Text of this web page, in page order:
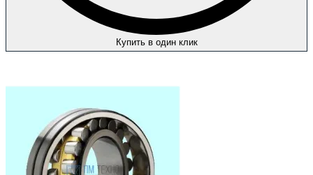
Купить в один клик